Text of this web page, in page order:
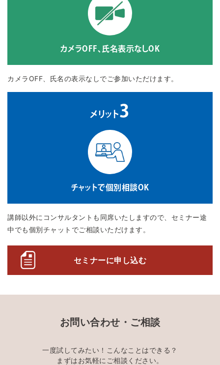
カメラOFF、氏名表示なしOK
カメラOFF、氏名の表示なしでご参加いただけます。
メリット 3
チャットで個別相談OK
講師以外にコンサルタントも同席いたしますので、セミナー途
中でも個別チャットでご相談いただけます。
セミナーに申し込む
お問い合わせ・ご相談
一度試してみたい！こんなことはできる？
まずはお気軽にご相談ください。